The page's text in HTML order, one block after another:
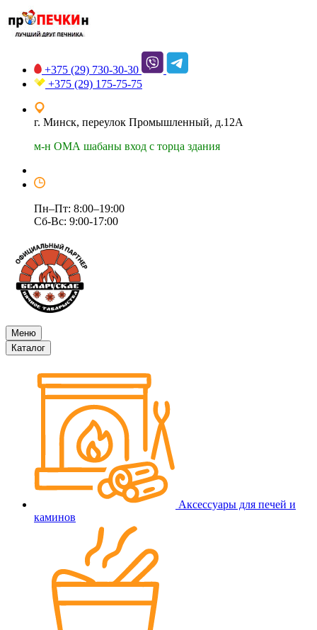
+375 (29) 730-30-30
+375 (29) 175-75-75
г. Минск, переулок Промышленный, д.12А
м-н ОМА шабаны вход с торца здания
Пн–Пт: 8:00–19:00
Сб-Вс: 9:00-17:00
Меню
Каталог
Аксессуары для печей и
каминов